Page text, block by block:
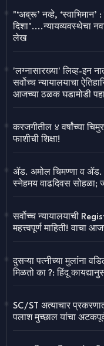
"‘अब्रू’ नव्हे, ‘स्वाभिमान’
दिशा"....न्यायव्यवस्थेचा
लेख
'लग्नासारख्या' लिव्ह-इन
सर्वोच्च न्यायालयाचा
आजच्या ठळक घडामोडी
करजगीतील ४ वर्षांच्या
फाशीची शिक्षा!
ॲड. अमोल चिमण्णा व
स्नेहमय वाढदिवस सोहळा;
सर्वोच्च न्यायालयाची
महत्त्वपूर्ण माहिती! वाचा
दुसऱ्या पत्नीच्या मुलांना
मिळतो का ?: हिंदू
SC/ST अत्याचार
पलाश मुच्छाल यांचा